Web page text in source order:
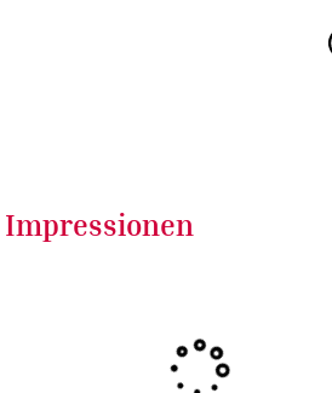
Impressionen